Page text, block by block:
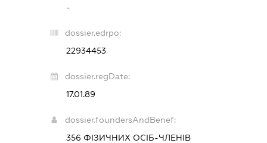
-
dossier.edrpo:
22934453
dossier.regDate:
17.01.89
dossier.foundersAndBenef:
356 ФІЗИЧНИХ ОСІБ-ЧЛЕНІВ